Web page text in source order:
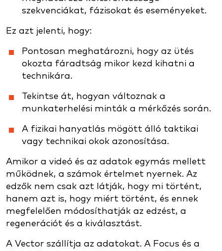
szekvenciákat, fázisokat és eseményeket.
Ez azt jelenti, hogy:
Pontosan meghatározni, hogy az ütés
okozta fáradtság mikor kezd kihatni a
technikára.
Tekintse át, hogyan változnak a
munkaterhelési minták a mérkőzés során.
A fizikai hanyatlás mögött álló taktikai
vagy technikai okok azonosítása.
Amikor a videó és az adatok egymás mellett
működnek, a számok értelmet nyernek. Az
edzők nem csak azt látják, hogy mi történt,
hanem azt is, hogy miért történt, és ennek
megfelelően módosíthatják az edzést, a
regenerációt és a kiválasztást.
A Vector szállítja az adatokat. A Focus és a